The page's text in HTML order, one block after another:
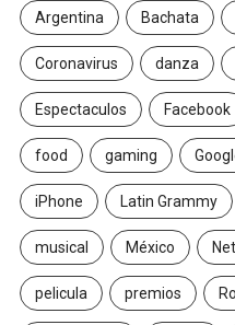
Argentina Bachata
Coronavirus danza
Espectaculos Facebook
food gaming
iPhone Latin Grammy
musical México
pelicula premios